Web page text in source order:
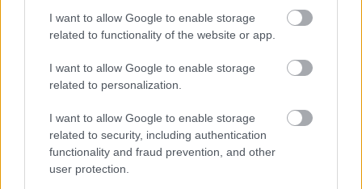
I want to allow Google to enable storage
related to functionality of the website or app.
I want to allow Google to enable storage
related to personalization.
I want to allow Google to enable storage
related to security, including authentication
functionality and fraud prevention, and other
user protection.
ΠΕΝΥ ΡΟΝΤΟΓΙΑΝΝΗ
Από την Περούτζια του 2000
στο σήμερα: Tο τρίτο
Παναθηναϊκού με την
ιστορία